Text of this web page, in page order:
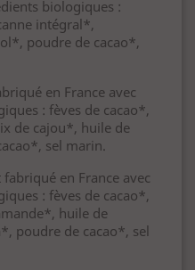
biologiques :
intégral*,
poudre de cacao*,
en France avec
: fèves de cacao*,
de cajou*, huile de
sel marin.
en France avec
: fèves de cacao*,
huile de
poudre de cacao*, sel